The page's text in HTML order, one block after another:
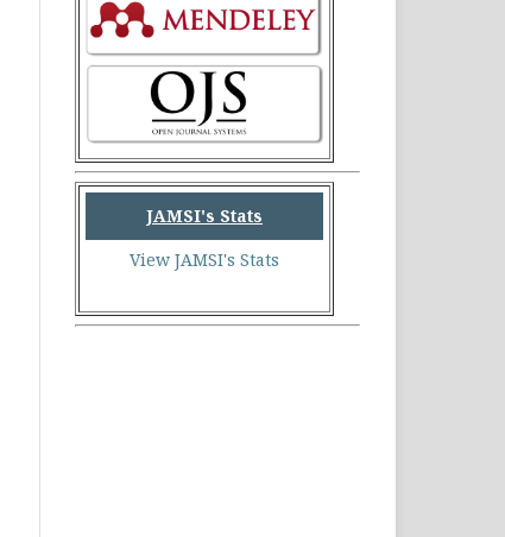
JAMSI's Stats
View JAMSI's Stats